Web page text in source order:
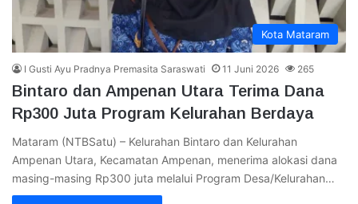
Kota Mataram
I Gusti Ayu Pradnya Premasita Saraswati 11 Juni 2026 265
Bintaro dan Ampenan Utara Terima Dana
Rp300 Juta Program Kelurahan Berdaya
Mataram (NTBSatu) – Kelurahan Bintaro dan Kelurahan
Ampenan Utara, Kecamatan Ampenan, menerima alokasi dana
masing-masing Rp300 juta melalui Program Desa/Kelurahan…